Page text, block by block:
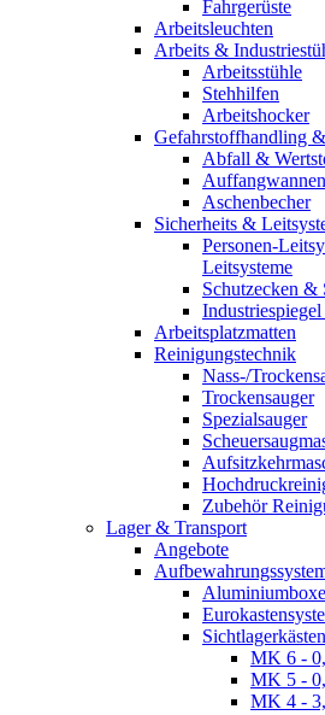
Fahrgerüste
Arbeitsleuchten
Arbeits &
Arbeitsstühle
Stehhilfen
Arbeitshocker
Gefahrstoffhandling
Abfall &
Aschenbecher
Sicherheits &
Personen-
Leitsysteme
Schutzecken &
Arbeitsplatzmatten
Reinigungstechnik
Nass-/
Trockensauger
Spezialsauger
Zubehör
Lager & Transport
Angebote
Sichtlagerkästen
MK 6 -
MK 5 -
MK 4 -